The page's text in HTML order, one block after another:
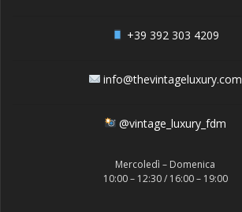
+39 392 303 4209
info@thevintageluxury.com
@vintage_luxury_fdm
Mercoledì – Domenica
10:00 – 12:30 / 16:00 – 19:00